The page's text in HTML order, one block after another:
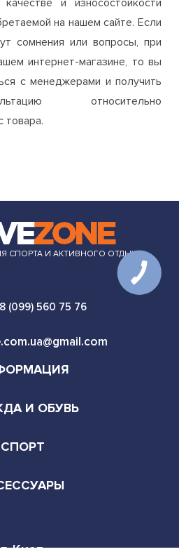
на нашем сайте. Если
сомнения или вопросы, при
интернет-магазине, то вы
с менеджерами и получить
относительно
товара.
СПОРТА И АКТИВНОГО ОТДЫХА
(099) 560 75 76
И ОБУВЬ
СПОРТ
г. Киев